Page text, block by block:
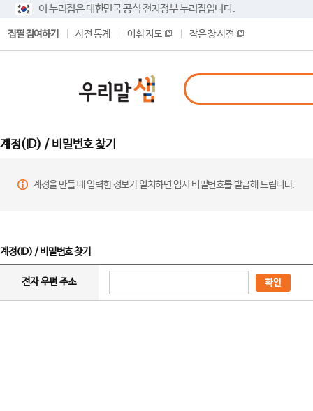
이 누리집은 대한민국 공식 전자정부 누리집입니다.
집필 참여하기 사전 통계 어휘 지도 작은 창 사전
계정(ID) / 비밀번호 찾기
계정을 만들 때 입력한 정보가 일치하면 임시 비밀번호를 발급해 드립니다.
계정(ID) / 비밀번호 찾기
전자 우편 주소 확인